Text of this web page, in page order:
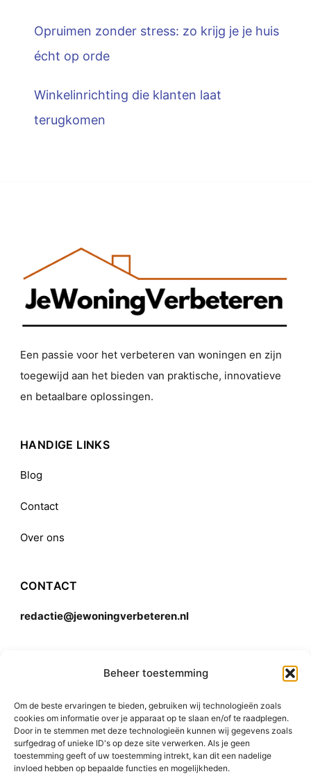
Beheer toestemming
Om de beste ervaringen te bieden, gebruiken wij technologieën zoals
cookies om informatie over je apparaat op te slaan en/of te raadplegen.
Door in te stemmen met deze technologieën kunnen wij gegevens zoals
surfgedrag of unieke ID's op deze site verwerken. Als je geen
toestemming geeft of uw toestemming intrekt, kan dit een nadelige
invloed hebben op bepaalde functies en mogelijkheden.
Opruimen zonder stress: zo krijg je je huis
écht op orde
Winkelinrichting die klanten laat
terugkomen
Een passie voor het verbeteren van woningen en zijn
toegewijd aan het bieden van praktische, innovatieve
en betaalbare oplossingen.
HANDIGE LINKS
Blog
Contact
Over ons
CONTACT
redactie@jewoningverbeteren.nl
Disclaimer